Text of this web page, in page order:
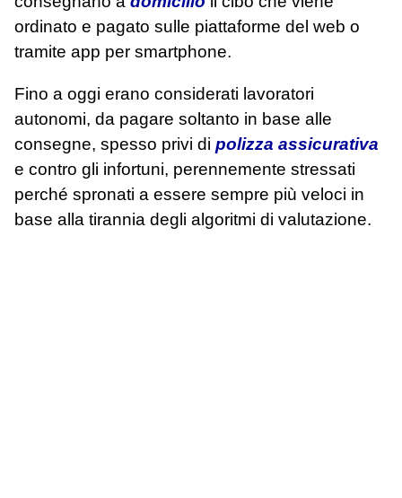
ordinato e pagato sulle piattaforme del web o
tramite app per smartphone.
Fino a oggi erano considerati lavoratori
autonomi, da pagare soltanto in base alle
consegne, spesso privi di polizza assicurativa
e contro gli infortuni, perennemente stressati
perché spronati a essere sempre più veloci in
base alla tirannia degli algoritmi di valutazione.